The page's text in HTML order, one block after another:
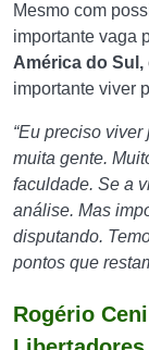
Mesmo com
importante vaga
América do Sul,
importante viver
“Eu preciso
muita gente.
faculdade. Se a
análise. Mas
disputando.
pontos que
Rogério